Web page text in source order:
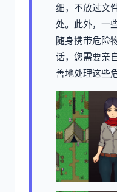
细，不放过文
处。此外，一
随身携带危险
话，您需要亲
善地处理这些